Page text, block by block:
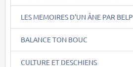
LES MEMOIRES D'UN ÂNE PAR BELP
BALANCE TON BOUC
CULTURE ET DESCHIENS